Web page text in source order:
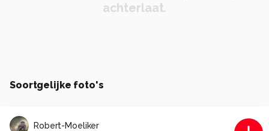
achterlaat.
Soortgelijke foto's
Robert-Moeliker